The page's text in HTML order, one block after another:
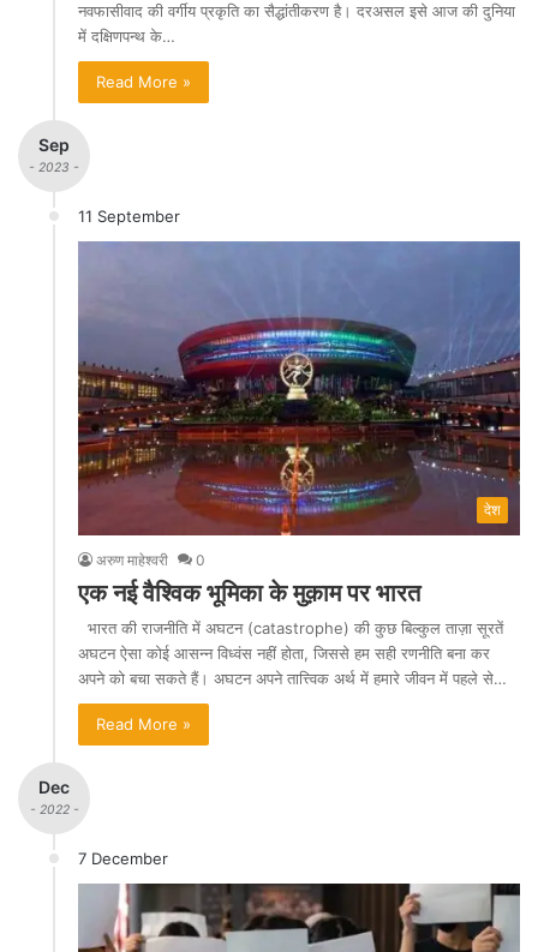
नवफासीवाद की वर्गीय प्रकृति का सैद्धांतीकरण है। दरअसल इसे आज की दुनिया
में दक्षिणपन्थ के…
Read More »
Sep
- 2023 -
11 September
देश
अरुण माहेश्वरी 0
एक नई वैश्विक भूमिका के मुक़ाम पर भारत
भारत की राजनीति में अघटन (catastrophe) की कुछ बिल्कुल ताज़ा सूरतें
अघटन ऐसा कोई आसन्न विध्वंस नहीं होता, जिससे हम सही रणनीति बना कर
अपने को बचा सकते हैं। अघटन अपने तात्त्विक अर्थ में हमारे जीवन में पहले से…
Read More »
Dec
- 2022 -
7 December